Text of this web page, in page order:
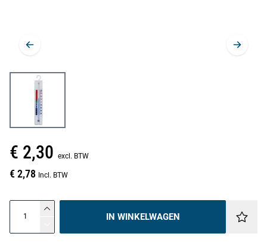
€ 2,30 excl. BTW
€ 2,78 Incl. BTW
IN WINKELWAGEN